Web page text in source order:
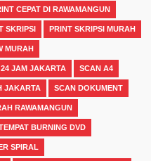
CEPAT DI RAWAMANGUN
SKRIPSI PRINT SKRIPSI MURAH
MURAH
JAM JAKARTA SCAN A4
JAKARTA SCAN DOKUMENT
RAWAMANGUN
BURNING DVD
SPIRAL